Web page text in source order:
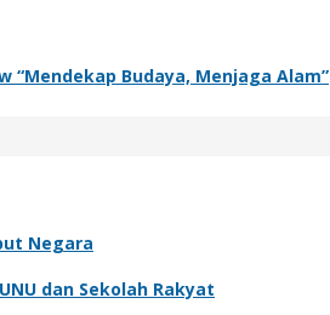
“Mendekap Budaya, Menjaga Alam”
Negara
dan Sekolah Rakyat